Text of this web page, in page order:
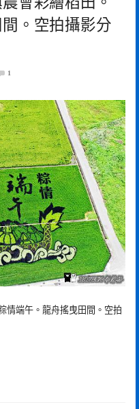
。空拍攝影分
1
情端午。龍舟搖曳田間。空拍